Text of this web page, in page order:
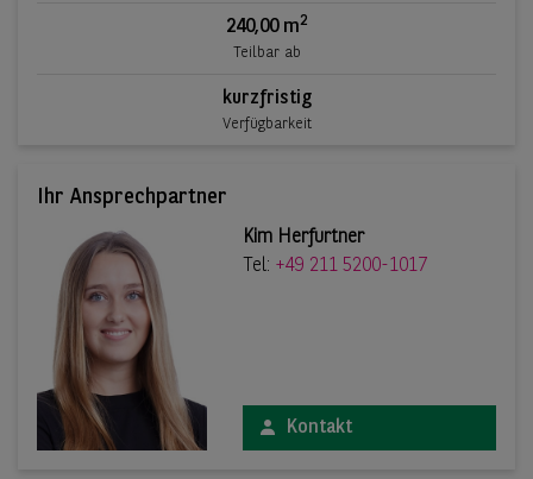
240,00 m2
Teilbar ab
kurzfristig
Verfügbarkeit
Ihr Ansprechpartner
Kim Herfurtner
Tel: +49 211 5200-1017
Kontakt